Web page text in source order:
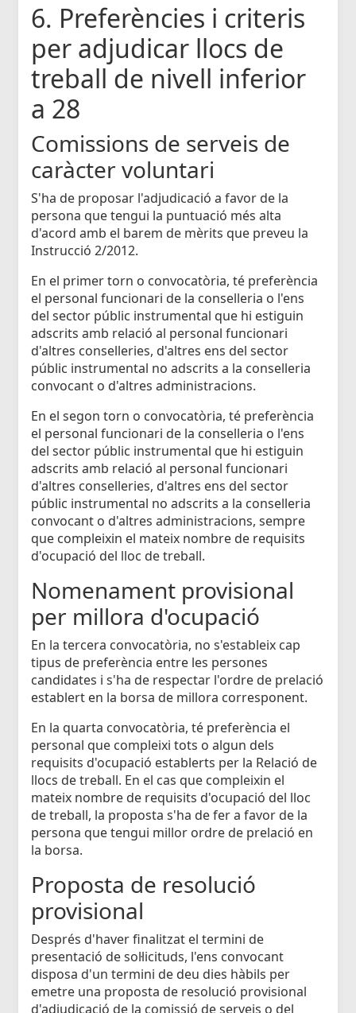
6. Preferències i criteris
per adjudicar llocs de
treball de nivell inferior
a 28
Comissions de serveis de
caràcter voluntari
S'ha de proposar l'adjudicació a favor de la
persona que tengui la puntuació més alta
d'acord amb el barem de mèrits que preveu la
Instrucció 2/2012.
En el primer torn o convocatòria, té preferència
el personal funcionari de la conselleria o l'ens
del sector públic instrumental que hi estiguin
adscrits amb relació al personal funcionari
d'altres conselleries, d'altres ens del sector
públic instrumental no adscrits a la conselleria
convocant o d'altres administracions.
En el segon torn o convocatòria, té preferència
el personal funcionari de la conselleria o l'ens
del sector públic instrumental que hi estiguin
adscrits amb relació al personal funcionari
d'altres conselleries, d'altres ens del sector
públic instrumental no adscrits a la conselleria
convocant o d'altres administracions, sempre
que compleixin el mateix nombre de requisits
d'ocupació del lloc de treball.
Nomenament provisional
per millora d'ocupació
En la tercera convocatòria, no s'estableix cap
tipus de preferència entre les persones
candidates i s'ha de respectar l'ordre de prelació
establert en la borsa de millora corresponent.
En la quarta convocatòria, té preferència el
personal que compleixi tots o algun dels
requisits d'ocupació establerts per la Relació de
llocs de treball. En el cas que compleixin el
mateix nombre de requisits d'ocupació del lloc
de treball, la proposta s'ha de fer a favor de la
persona que tengui millor ordre de prelació en
la borsa.
Proposta de resolució
provisional
Després d'haver finalitzat el termini de
presentació de sol·licituds, l'ens convocant
disposa d'un termini de deu dies hàbils per
emetre una proposta de resolució provisional
d'adjudicació de la comissió de serveis o del